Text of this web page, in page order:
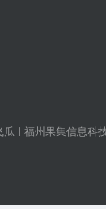
瓜 福州果集信息科